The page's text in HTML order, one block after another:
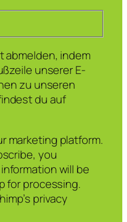
abmelden, indem
unserer E-
zu unseren
du auf
marketing platform.
you
will be
for processing.
privacy